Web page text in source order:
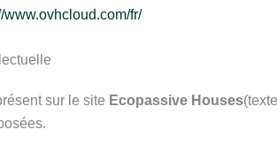
www.ovhcloud.com/fr/
sur le site Ecopassive Houses